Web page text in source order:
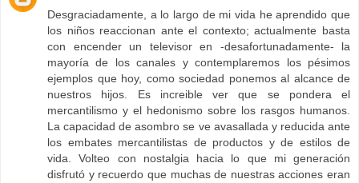
Desgraciadamente, a lo largo de mi vida he aprendido que
los niños reaccionan ante el contexto; actualmente basta
con encender un televisor en -desafortunadamente- la
mayoría de los canales y contemplaremos los pésimos
ejemplos que hoy, como sociedad ponemos al alcance de
nuestros hijos. Es increible ver que se pondera el
mercantilismo y el hedonismo sobre los rasgos humanos.
La capacidad de asombro se ve avasallada y reducida ante
los embates mercantilistas de productos y de estilos de
vida. Volteo con nostalgia hacia lo que mi generación
disfrutó y recuerdo que muchas de nuestras acciones eran